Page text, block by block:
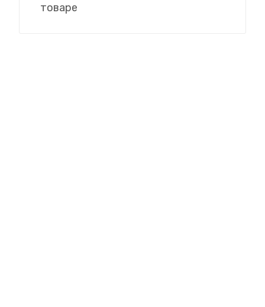
товаре